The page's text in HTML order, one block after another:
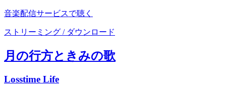
音楽配信サービスで聴く
ストリーミング / ダウンロード
月の行方ときみの歌
Losstime Life